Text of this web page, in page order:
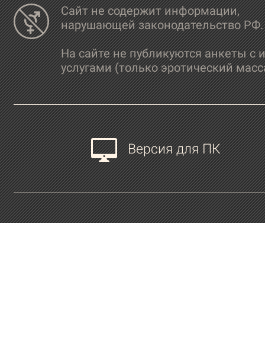
Сайт не содержит информации,
нарушающей законодательство РФ.
На сайте не публикуются анкеты с
услугами (только эротический
Версия для ПК